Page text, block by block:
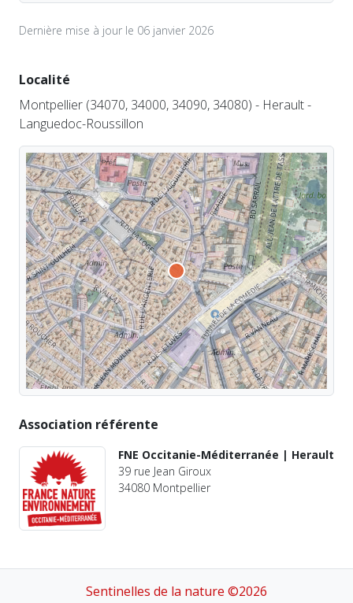
Dernière mise à jour le 06 janvier 2026
Localité
Montpellier (34070, 34000, 34090, 34080) - Herault -
Languedoc-Roussillon
Association référente
FNE Occitanie-Méditerranée | Herault
39 rue Jean Giroux
34080 Montpellier
Sentinelles de la nature ©2026